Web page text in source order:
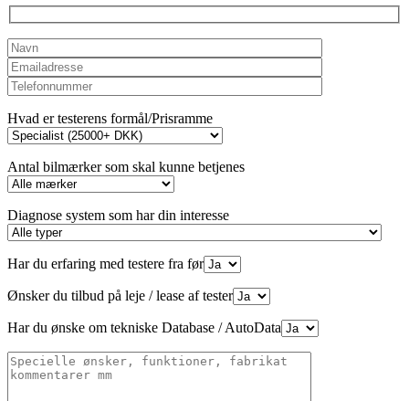
Hvad er testerens formål/Prisramme
Antal bilmærker som skal kunne betjenes
Diagnose system som har din interesse
Har du erfaring med testere fra før
Ønsker du tilbud på leje / lease af tester
Har du ønske om tekniske Database / AutoData